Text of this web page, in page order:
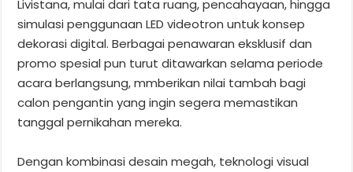
Livistana, mulai dari tata ruang, pencahayaan, hingga
simulasi penggunaan LED videotron untuk konsep
dekorasi digital. Berbagai penawaran eksklusif dan
promo spesial pun turut ditawarkan selama periode
acara berlangsung, mmberikan nilai tambah bagi
calon pengantin yang ingin segera memastikan
tanggal pernikahan mereka.
Dengan kombinasi desain megah, teknologi visual